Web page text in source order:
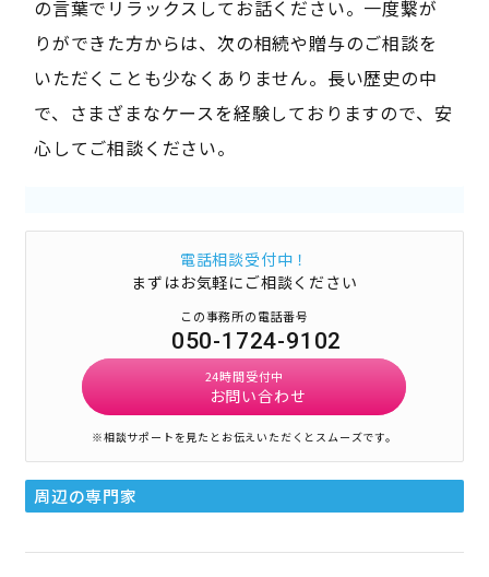
の言葉でリラックスしてお話ください。一度繋が
りができた方からは、次の相続や贈与のご相談を
いただくことも少なくありません。長い歴史の中
で、さまざまなケースを経験しておりますので、安
心してご相談ください。
電話相談受付中！
まずはお気軽にご相談ください
この事務所の電話番号
050-1724-9102
24時間受付中
お問い合わせ
※相談サポートを見たとお伝えいただくとスムーズです。
周辺の専門家